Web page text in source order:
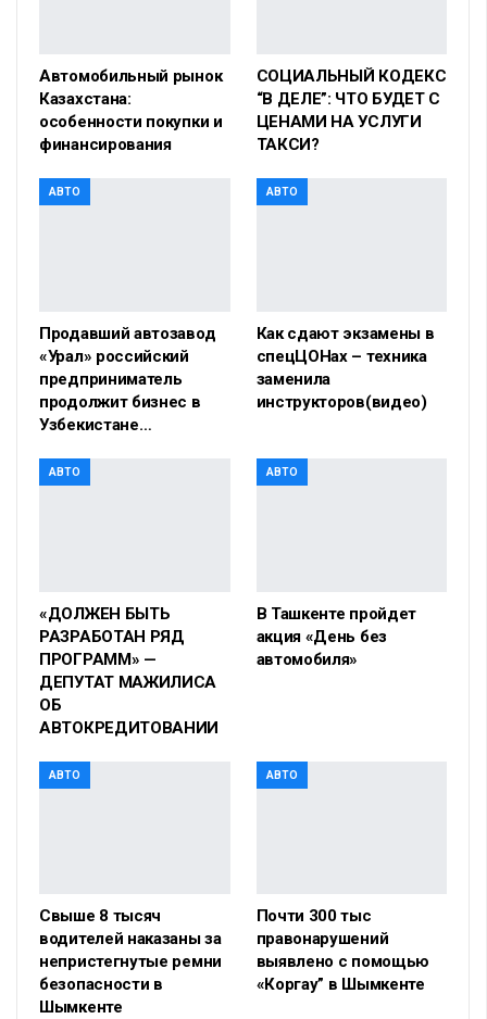
Автомобильный рынок
Казахстана:
особенности покупки и
финансирования
СОЦИАЛЬНЫЙ КОДЕКС
“В ДЕЛЕ”: ЧТО БУДЕТ С
ЦЕНАМИ НА УСЛУГИ
ТАКСИ?
АВТО
Продавший автозавод
«Урал» российский
предприниматель
продолжит бизнес в
Узбекистане…
АВТО
Как сдают экзамены в
спецЦОНах – техника
заменила
инструкторов(видео)
АВТО
«ДОЛЖЕН БЫТЬ
РАЗРАБОТАН РЯД
ПРОГРАММ» —
ДЕПУТАТ МАЖИЛИСА
ОБ
АВТОКРЕДИТОВАНИИ
АВТО
В Ташкенте пройдет
акция «День без
автомобиля»
АВТО
Свыше 8 тысяч
водителей наказаны за
непристегнутые ремни
безопасности в
Шымкенте
АВТО
Почти 300 тыс
правонарушений
выявлено с помощью
«Коргау” в Шымкенте